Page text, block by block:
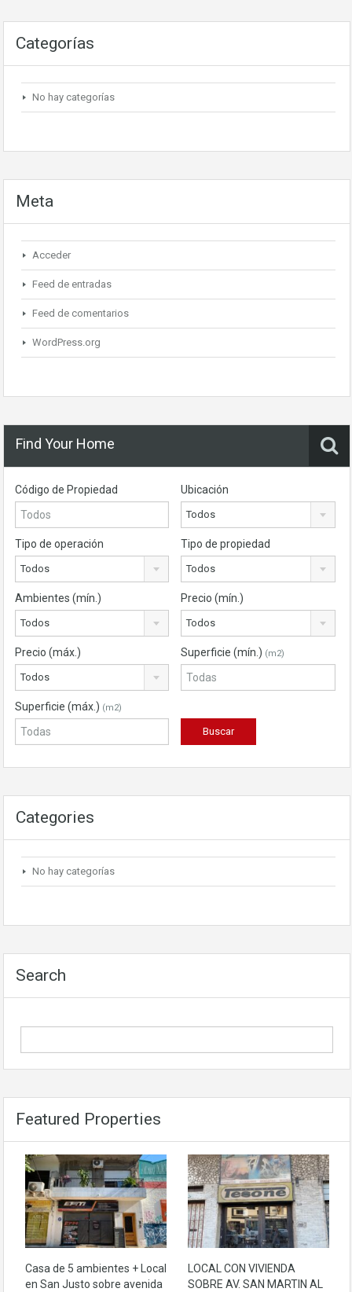
Categorías
No hay categorías
Meta
Acceder
Feed de entradas
Feed de comentarios
WordPress.org
Find Your Home
Código de Propiedad Ubicación
Todos
Tipo de operación
Todos
Tipo de propiedad
Todos
Ambientes (mín.)
Todos
Precio (mín.)
Todos
Precio (máx.)
Todos
Superficie (mín.) (m2)
Superficie (máx.) (m2)
Categories
No hay categorías
Search
Featured Properties
Casa de 5 ambientes + Local
en San Justo sobre avenida
LOCAL CON VIVIENDA
SOBRE AV. SAN MARTIN AL